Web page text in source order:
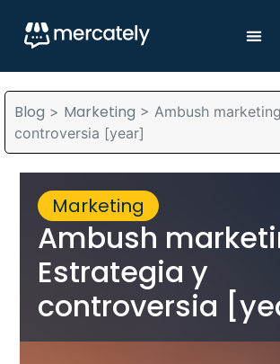
Blog > Marketing > Ambush
controversia [year]
Marketing
Ambush
Estrategia y
controversia